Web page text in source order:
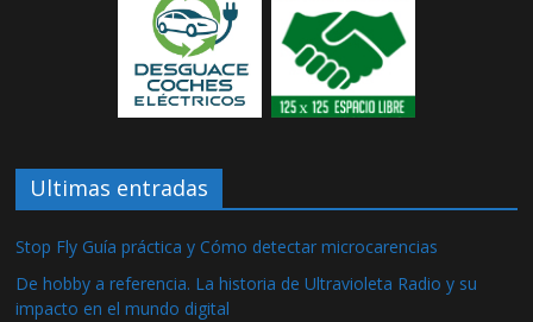
Ultimas entradas
Stop Fly Guía práctica y Cómo detectar microcarencias
De hobby a referencia. La historia de Ultravioleta Radio y su
impacto en el mundo digital